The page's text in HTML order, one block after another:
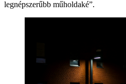
legnépszerűbb műholdaké”.